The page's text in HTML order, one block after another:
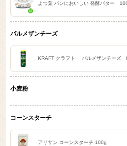
よつ葉 パンにおいしい 発酵バター
パルメザンチーズ
KRAFT クラフト パルメザンチー
小麦粉
コーンスターチ
アリサン コーンスターチ 100g